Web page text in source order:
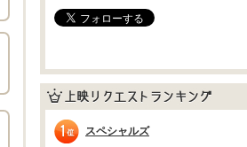
ドリパスをフォローする
上映リクエストランキング
スペシャルズ